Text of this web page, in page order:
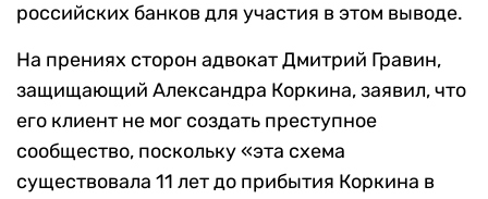
российских банков для участия в этом выводе.
На прениях сторон адвокат Дмитрий Гравин,
защищающий Александра Коркина, заявил, что
его клиент не мог создать преступное
сообщество, поскольку «эта схема
существовала 11 лет до прибытия Коркина в